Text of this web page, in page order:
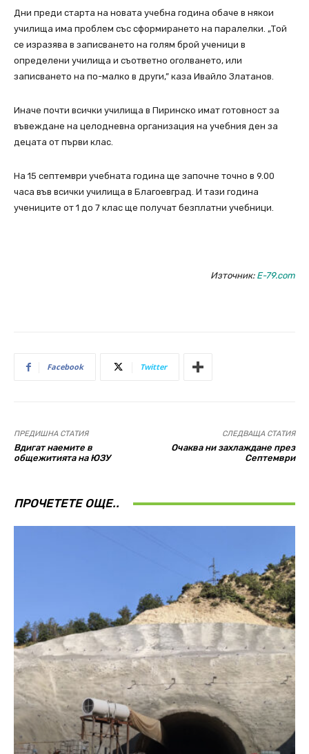
Дни преди старта на новата учебна година обаче в някои
училища има проблем със сформирането на паралелки. „Той
се изразява в записването на голям брой ученици в
определени училища и съответно оголването, или
записването на по-малко в други,” каза Ивайло Златанов.
Иначе почти всички училища в Пиринско имат готовност за
въвеждане на целодневна организация на учебния ден за
децата от първи клас.
На 15 септември учебната година ще започне точно в 9.00
часа във всички училища в Благоевград. И тази година
учениците от 1 до 7 клас ще получат безплатни учебници.
Източник: Е-79.com
Facebook Twitter
ПРЕДИШНА СТАТИЯ
Вдигат наемите в
общежитията на ЮЗУ
СЛЕДВАЩА СТАТИЯ
Очаква ни захлаждане през
Септември
ПРОЧЕТЕТЕ ОЩЕ..